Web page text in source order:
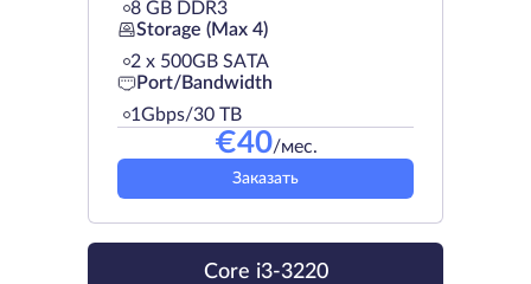
8 GB DDR3
Storage (Max 4)
2 х 500GB SATA
Port/Bandwidth
1Gbps/30 TB
€40/мес.
Заказать
Core i3-3220